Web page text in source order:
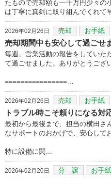
たもので売却額も一千万円少々の
は丁寧に真剣に取り組んでくれて
2026年02月26日 売却 お手紙
売却期間中も安心して過ごせ
毎週、営業活動の報告をしていた
て過ごせました。ありがとうござ
================…
2026年02月26日 売却 お手紙
トラブル時こそ頼りになる対
最初から最後まで、担当の横田さ
なサポートのおかげで、安心して
​特に設備に関…
2026年02月20日 分 譲 お手紙